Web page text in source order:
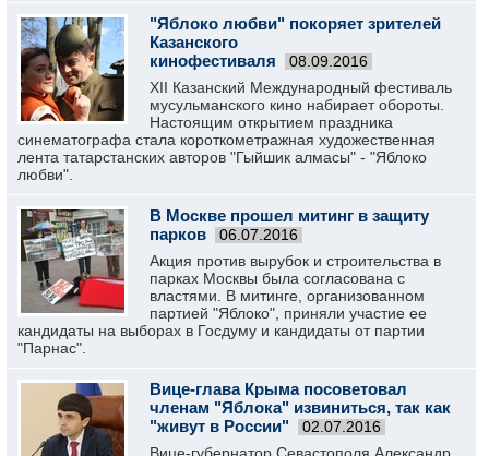
"Яблоко любви" покоряет зрителей
Казанского
кинофестиваля
08.09.2016
XII Казанский Международный фестиваль
мусульманского кино набирает обороты.
Настоящим открытием праздника
синематографа стала короткометражная художественная
лента татарстанских авторов "Гыйшик алмасы" - "Яблоко
любви".
В Москве прошел митинг в защиту
парков
06.07.2016
Акция против вырубок и строительства в
парках Москвы была согласована с
властями. В митинге, организованном
партией "Яблоко", приняли участие ее
кандидаты на выборах в Госдуму и кандидаты от партии
"Парнас".
Вице-глава Крыма посоветовал
членам "Яблока" извиниться, так как
"живут в России"
02.07.2016